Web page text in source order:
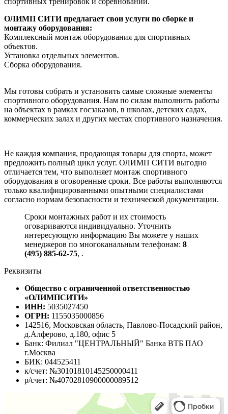
ОЛИМП СИТИ предлагает свои услуги по сборке и
монтажу оборудования:
Комплексный монтаж оборудования для спортивных
объектов.
Установка отдельных элементов.
Сборка оборудования.
Мы готовы собрать и установить самые сложные элементы
спортивного оборудования. Нам по силам выполнить работы
на объектах в рамках госзаказов, в школах, детских садах,
коммерческих залах и других местах спортивного назначения.
Не каждая компания, продающая товары для спорта, может
предложить полный цикл услуг. ОЛИМП СИТИ выгодно
отличается тем, что выполняет монтаж спортивного
оборудования в оговоренные сроки. Все работы выполняются
только квалифицированными опытными специалистами
согласно нормам безопасности и технической документации.
Сроки монтажных работ и их стоимость
оговариваются индивидуально. Уточнить
интересующую информацию Вы можете у наших
менеджеров по многоканальным телефонам: 8
(495) 885-62-75, .
Реквизиты
Общество с ограниченной ответственностью
«ОЛИМПСИТИ»
ИНН: 5035027450
ОГРН: 1155035000856
142516, Московская область, Павлово-Посадский район,
д.Алферово, д.180, офис 5
Банк: Филиал "ЦЕНТРАЛЬНЫЙ" Банка ВТБ ПАО
г.Москва
БИК: 044525411
к/счет: №30101810145250000411
р/счет: №40702810900000089512